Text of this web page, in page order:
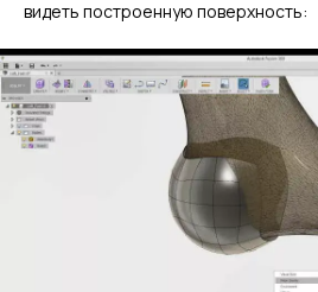
видеть построенную поверхность: